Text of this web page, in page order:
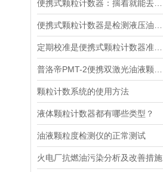
颗粒计数系统的使用方法
液体颗粒计数器都有哪些类型？
油液颗粒度检测仪的正常测试
火电厂抗燃油污染分析及改善措施